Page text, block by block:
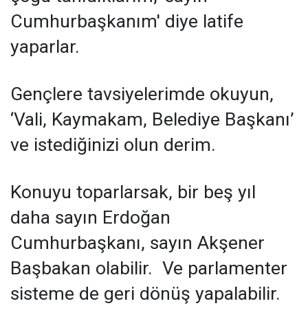
Cumhurbaşkanım' diye latife
yaparlar.
Gençlere tavsiyelerimde okuyun,
‘Vali, Kaymakam, Belediye Başkanı’
ve istediğinizi olun derim.
Konuyu toparlarsak, bir beş yıl
daha sayın Erdoğan
Cumhurbaşkanı, sayın Akşener
Başbakan olabilir. Ve parlamenter
sisteme de geri dönüş yapalabilir.